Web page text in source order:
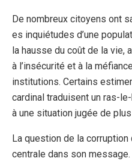
De nombreux citoyens ont
es inquiétudes d’une
la hausse du coût de la vie,
à l’insécurité et à la
institutions. Certains
cardinal traduisent un ras-
à une situation jugée de
La question de la
centrale dans son